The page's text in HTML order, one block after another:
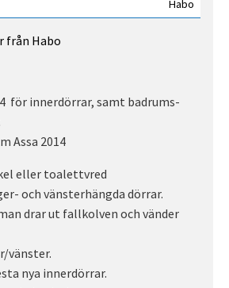
Habo
från Habo
för innerdörrar, samt badrums-
Assa 2014
eller toalettvred
och vänsterhängda dörrar.
drar ut fallkolven och vänder
vänster.
nya innerdörrar.